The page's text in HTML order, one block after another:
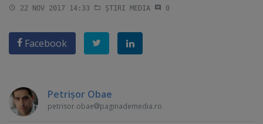
22 NOV 2017 14:33 ȘTIRI MEDIA 0
Facebook
Petrişor Obae
petrisor.obae paginademedia.ro